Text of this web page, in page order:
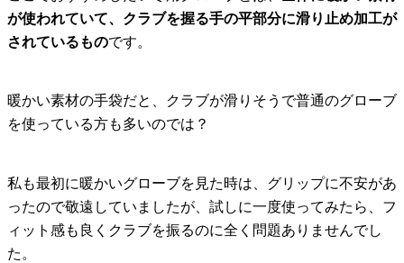
が使われていて、クラブを握る手の平部分に滑り止め加工が
されているものです。
暖かい素材の手袋だと、クラブが滑りそうで普通のグローブ
を使っている方も多いのでは？
私も最初に暖かいグローブを見た時は、グリップに不安があ
ったので敬遠していましたが、試しに一度使ってみたら、フ
ィット感も良くクラブを振るのに全く問題ありませんでし
た。